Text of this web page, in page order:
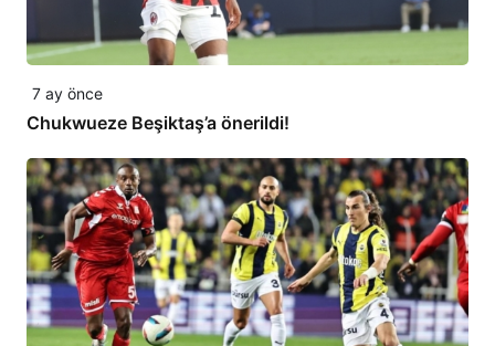
7 ay önce
Chukwueze Beşiktaş’a önerildi!